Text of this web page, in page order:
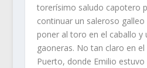
torerísimo saludo capotero
continuar un saleroso
poner al toro en el caballo y
gaoneras. No tan claro en
Puerto, donde Emilio